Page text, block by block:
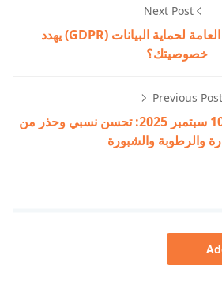
Next Post
هل تبسيط اللائحة العامة لحماية البيانات (GDPR) يهدد
خصوصيتك؟
Previous Post
الطقس في مصر يوم 10 سبتمبر 2025: تحسن نسبي وحذر من
والرطوبة والشبورة